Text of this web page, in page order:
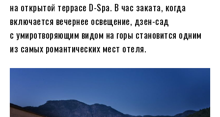
на открытой террасе D-Spa. В час заката, когда
включается вечернее освещение, дзен-сад
с умиротворяющим видом на горы становится одним
из самых романтических мест отеля.